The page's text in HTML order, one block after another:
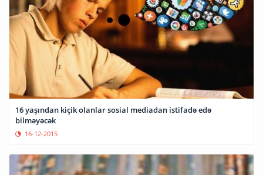
16 yaşından kiçik olanlar sosial mediadan istifadə edə
bilməyəcək
16-12-2015